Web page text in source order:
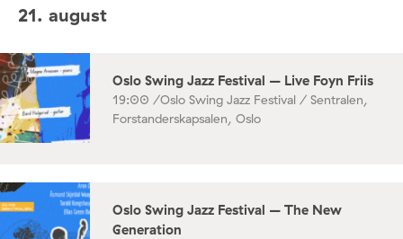
21. august
Oslo Swing Jazz Festival – Live Foyn Friis
19:00 /Oslo Swing Jazz Festival / Sentralen,
Forstanderskapsalen, Oslo
Oslo Swing Jazz Festival – The New
Generation